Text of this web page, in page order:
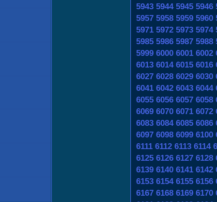
5943 5944 5945 5946
5957 5958 5959 5960
5971 5972 5973 5974
5985 5986 5987 5988
5999 6000 6001 6002
6013 6014 6015 6016
6027 6028 6029 6030
6041 6042 6043 6044
6055 6056 6057 6058
6069 6070 6071 6072
6083 6084 6085 6086
6097 6098 6099 6100
6111 6112 6113 6114
6125 6126 6127 6128
6139 6140 6141 6142
6153 6154 6155 6156
6167 6168 6169 6170